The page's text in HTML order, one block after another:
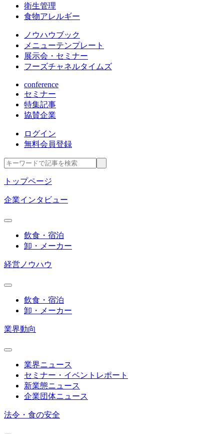
衛生管理
食物アレルギー
ノウハウブック
メニューテンプレート
展示会・セミナー
フーズチャネルタイムズ
conference
セミナー
特集記事
協賛企業
ログイン
無料会員登録
トップページ
企業インタビュー
飲食・宿泊
卸・メーカー
経営ノウハウ
飲食・宿泊
卸・メーカー
業界動向
業界ニュース
セミナー・イベントレポート
新業態ニュース
企業団体ニュース
法令・食の安全